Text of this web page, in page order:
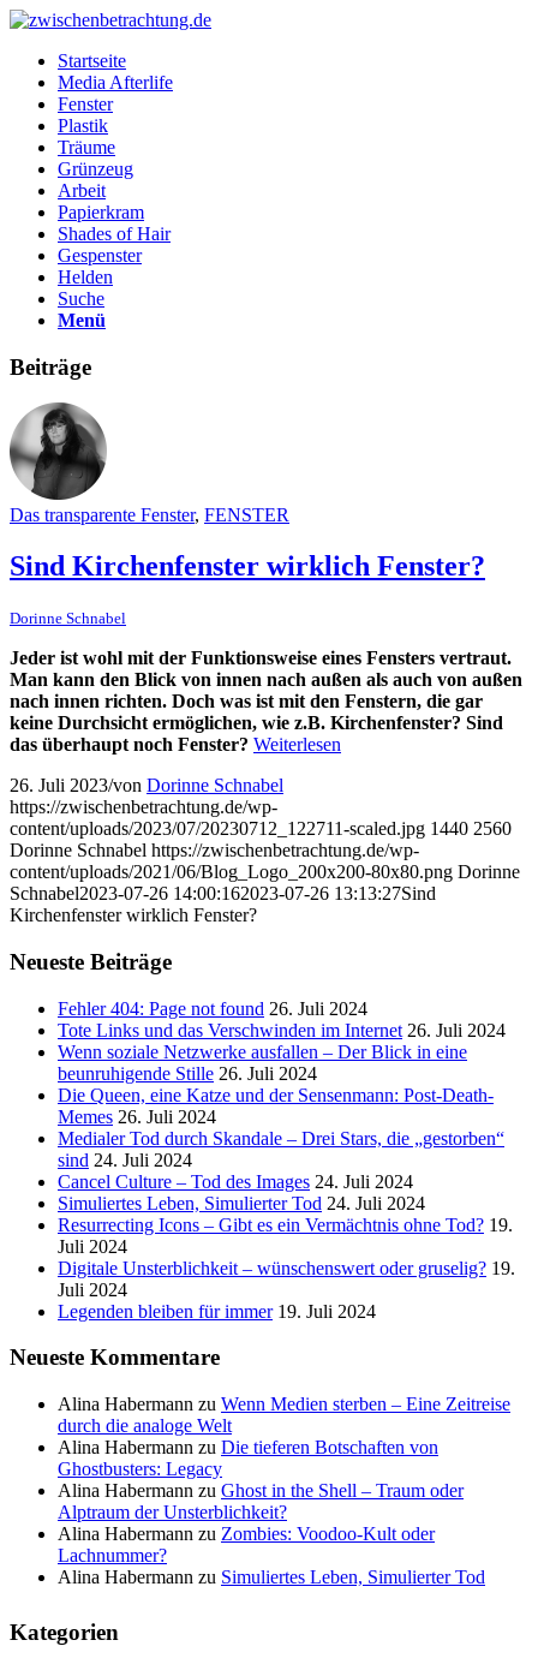
Startseite
Media Afterlife
Fenster
Plastik
Träume
Grünzeug
Arbeit
Papierkram
Shades of Hair
Gespenster
Helden
Suche
Menü
Beiträge
Das transparente Fenster, FENSTER
Sind Kirchenfenster wirklich Fenster?
Dorinne Schnabel
Jeder ist wohl mit der Funktionsweise eines Fensters vertraut.
Man kann den Blick von innen nach außen als auch von außen
nach innen richten. Doch was ist mit den Fenstern, die gar
keine Durchsicht ermöglichen, wie z.B. Kirchenfenster? Sind
das überhaupt noch Fenster? Weiterlesen
26. Juli 2023/von Dorinne Schnabel
https://zwischenbetrachtung.de/wp-
content/uploads/2023/07/20230712_122711-scaled.jpg 1440 2560
Dorinne Schnabel https://zwischenbetrachtung.de/wp-
content/uploads/2021/06/Blog_Logo_200x200-80x80.png Dorinne
Schnabel2023-07-26 14:00:162023-07-26 13:13:27Sind
Kirchenfenster wirklich Fenster?
Neueste Beiträge
Fehler 404: Page not found 26. Juli 2024
Tote Links und das Verschwinden im Internet 26. Juli 2024
Wenn soziale Netzwerke ausfallen – Der Blick in eine
beunruhigende Stille 26. Juli 2024
Die Queen, eine Katze und der Sensenmann: Post-Death-
Memes 26. Juli 2024
Medialer Tod durch Skandale – Drei Stars, die „gestorben“
sind 24. Juli 2024
Cancel Culture – Tod des Images 24. Juli 2024
Simuliertes Leben, Simulierter Tod 24. Juli 2024
Resurrecting Icons – Gibt es ein Vermächtnis ohne Tod? 19.
Juli 2024
Digitale Unsterblichkeit – wünschenswert oder gruselig? 19.
Juli 2024
Legenden bleiben für immer 19. Juli 2024
Neueste Kommentare
Alina Habermann zu Wenn Medien sterben – Eine Zeitreise
durch die analoge Welt
Alina Habermann zu Die tieferen Botschaften von
Ghostbusters: Legacy
Alina Habermann zu Ghost in the Shell – Traum oder
Alptraum der Unsterblichkeit?
Alina Habermann zu Zombies: Voodoo-Kult oder
Lachnummer?
Alina Habermann zu Simuliertes Leben, Simulierter Tod
Kategorien